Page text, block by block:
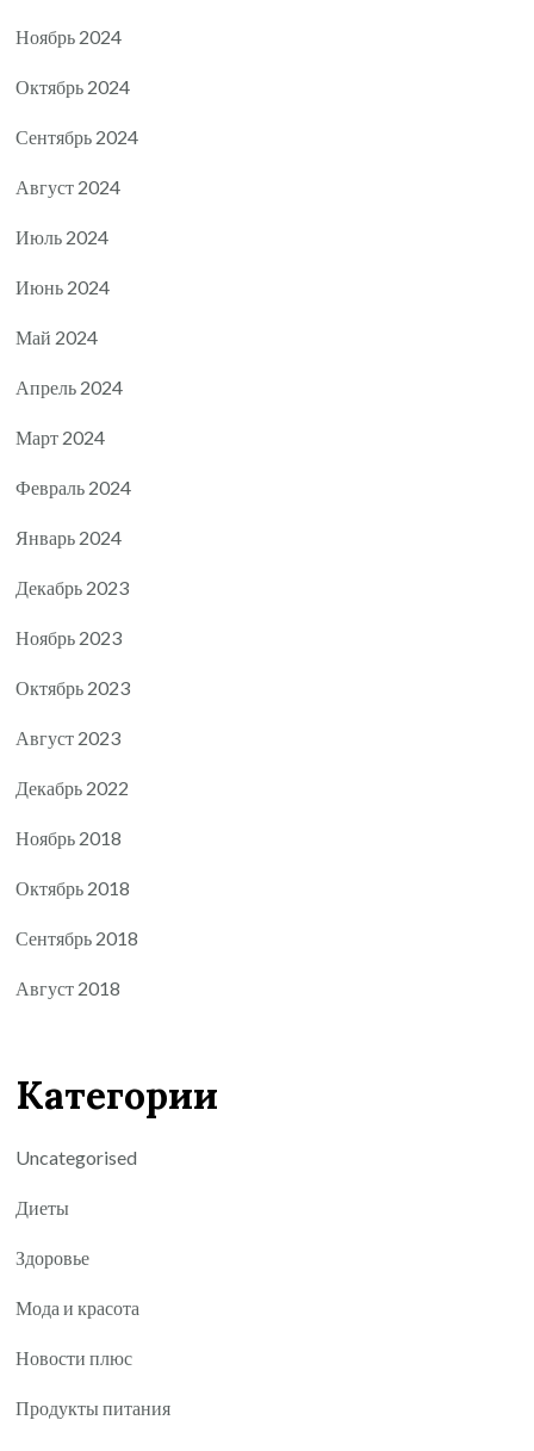
Ноябрь 2024
Октябрь 2024
Сентябрь 2024
Август 2024
Июль 2024
Июнь 2024
Май 2024
Апрель 2024
Март 2024
Февраль 2024
Январь 2024
Декабрь 2023
Ноябрь 2023
Октябрь 2023
Август 2023
Декабрь 2022
Ноябрь 2018
Октябрь 2018
Сентябрь 2018
Август 2018
Категории
Uncategorised
Диеты
Здоровье
Мода и красота
Новости плюс
Продукты питания